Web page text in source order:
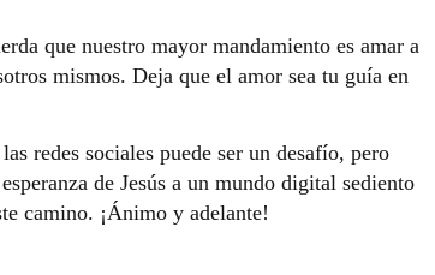
que nuestro mayor mandamiento es amar a
mismos. Deja que el amor sea tu guía en
redes sociales puede ser un desafío, pero
de Jesús a un mundo digital sediento
camino. ¡Ánimo y adelante!